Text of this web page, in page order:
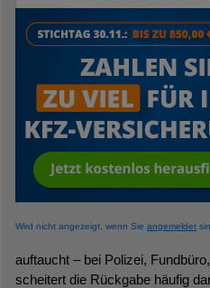
Wird nicht angezeigt, wenn Sie angemeldet
auftaucht – bei Polizei,
scheitert die Rückgabe häufig